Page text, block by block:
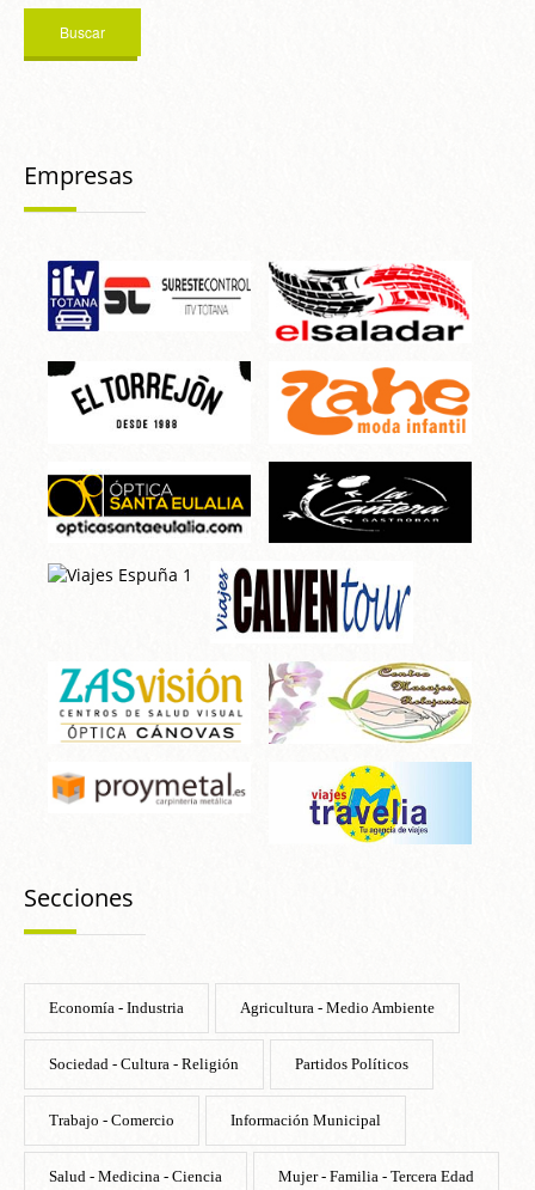
Empresas
Secciones
Economía - Industria Agricultura - Medio Ambiente
Sociedad - Cultura - Religión Partidos Políticos
Trabajo - Comercio Información Municipal
Salud - Medicina - Ciencia Mujer - Familia - Tercera Edad